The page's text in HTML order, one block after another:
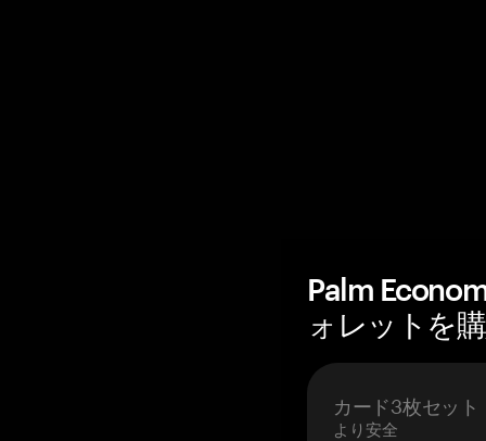
Palm
ォレットを
カード3枚セット
より安全